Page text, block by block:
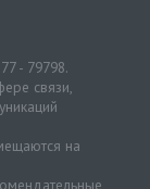
- 79798.
связи,
на